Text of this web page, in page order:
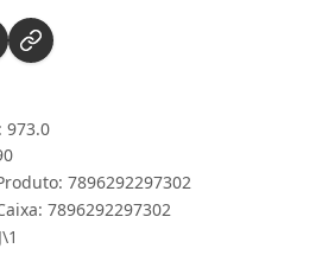
973.0
7896292297302
7896292297302